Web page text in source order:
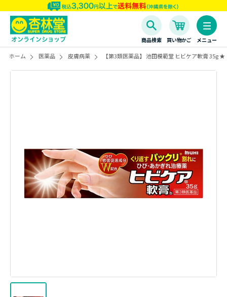
商品検索 買い物かご メニュー
ホーム 医薬品 皮膚病薬 【第3類医薬品】 池田模範堂 ヒビケア軟膏 35g ★